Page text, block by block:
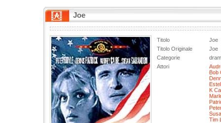
Joe
Titolo
Joe
Titolo Originale
Joe
Categorie
Attori
Bob
K
Tim